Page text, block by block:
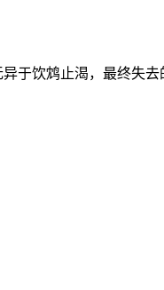
于饮鸩止渴，最终失去